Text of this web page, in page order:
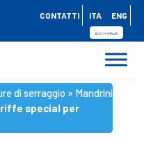
CONTATTI ITA ENG
di serraggio » Mandrini
special per